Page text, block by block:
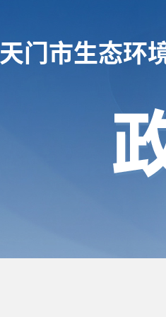
天门市生态环